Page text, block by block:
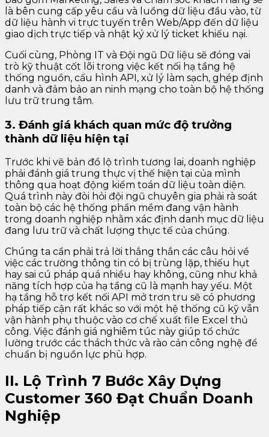
là bên cung cấp yêu cầu và luồng dữ liệu đầu vào, từ
dữ liệu hành vi trực tuyến trên Web/App đến dữ liệu
giao dịch trực tiếp và nhật ký xử lý ticket khiếu nại.
Cuối cùng, Phòng IT và Đội ngũ Dữ liệu sẽ đóng vai
trò kỹ thuật cốt lõi trong việc kết nối hạ tầng hệ
thống nguồn, cấu hình API, xử lý làm sạch, ghép định
danh và đảm bảo an ninh mạng cho toàn bộ hệ thống
lưu trữ trung tâm.
3. Đánh giá khách quan mức độ trưởng
thành dữ liệu hiện tại
Trước khi vẽ bản đồ lộ trình tương lai, doanh nghiệp
phải đánh giá trung thực vị thế hiện tại của mình
thông qua hoạt động kiểm toán dữ liệu toàn diện.
Quá trình này đòi hỏi đội ngũ chuyên gia phải rà soát
toàn bộ các hệ thống phần mềm đang vận hành
trong doanh nghiệp nhằm xác định danh mục dữ liệu
đang lưu trữ và chất lượng thực tế của chúng.
Chúng ta cần phải trả lời thẳng thắn các câu hỏi về
việc các trường thông tin có bị trùng lặp, thiếu hụt
hay sai cú pháp quá nhiều hay không, cũng như khả
năng tích hợp của hạ tầng cũ là mạnh hay yếu. Một
hạ tầng hỗ trợ kết nối API mở trơn tru sẽ có phương
pháp tiếp cận rất khác so với một hệ thống cũ kỹ vẫn
vận hành phụ thuộc vào cơ chế xuất file Excel thủ
công. Việc đánh giá nghiêm túc này giúp tổ chức
lường trước các thách thức và rào cản công nghệ để
chuẩn bị nguồn lực phù hợp.
II. Lộ Trình 7 Bước Xây Dựng
Customer 360 Đạt Chuẩn Doanh
Nghiệp